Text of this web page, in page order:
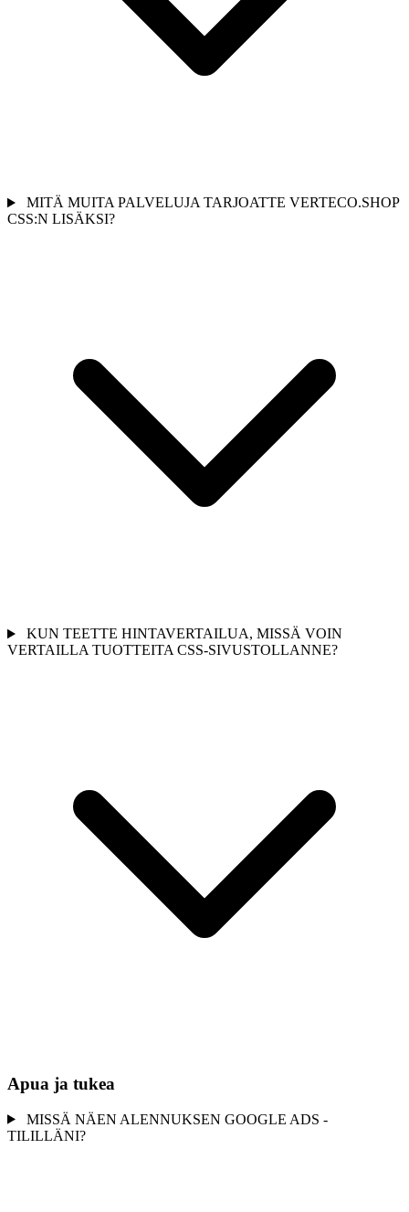
MITÄ MUITA PALVELUJA TARJOATTE VERTECO.SHOP
CSS:N LISÄKSI?
KUN TEETTE HINTAVERTAILUA, MISSÄ VOIN
VERTAILLA TUOTTEITA CSS-SIVUSTOLLANNE?
Apua ja tukea
MISSÄ NÄEN ALENNUKSEN GOOGLE ADS -
TILILLÄNI?